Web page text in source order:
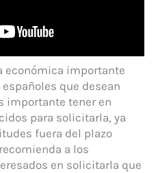
económica importante
que desean
importante tener en
para solicitarla, ya
fuera del plazo
a los
en solicitarla que